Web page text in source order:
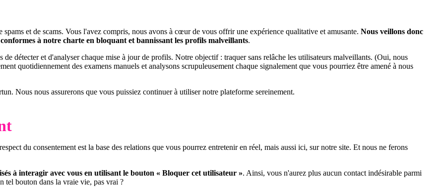
et de scams. Vous l'avez compris, nous avons à cœur de vous offrir une expérience qualitative et amusante. Nous veillons donc
à notre charte en bloquant et bannissant les profils malveillants.
détecter et d'analyser chaque mise à jour de profils. Notre objectif : traquer sans relâche les utilisateurs malveillants. (Oui, nous
quotidiennement des examens manuels et analysons scrupuleusement chaque signalement que vous pourriez être amené à nous
Nous nous assurerons que vous puissiez continuer à utiliser notre plateforme sereinement.
du consentement est la base des relations que vous pourrez entretenir en réel, mais aussi ici, sur notre site. Et nous ne ferons
à interagir avec vous en utilisant le bouton « Bloquer cet utilisateur ». Ainsi, vous n'aurez plus aucun contact indésirable parmi
tel bouton dans la vraie vie, pas vrai ?